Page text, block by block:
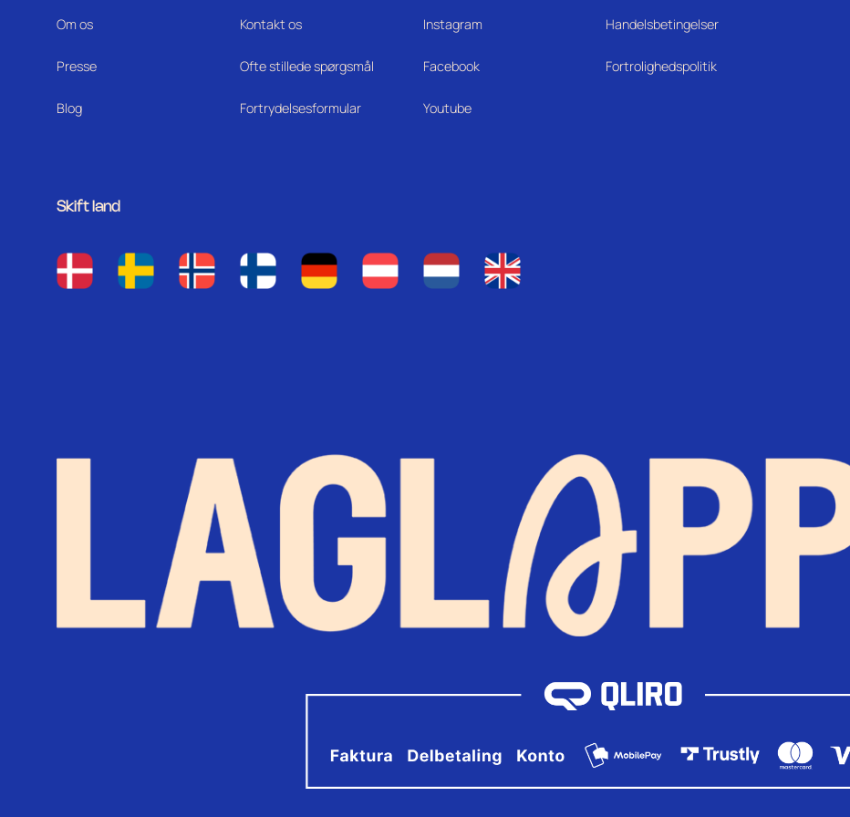
Om os
Presse
Blog
Kontakt os
Ofte stillede spørgsmål
Fortrydelsesformular
Instagram
Facebook
Youtube
Handelsbetingelser
Fortrolighedspolitik
Skift land